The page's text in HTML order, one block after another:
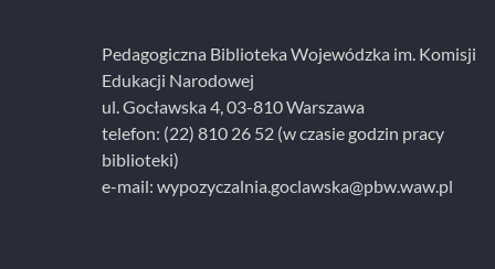
Pedagogiczna Biblioteka Wojewódzka im. Komisji
Edukacji Narodowej
ul. Gocławska 4, 03-810 Warszawa
telefon: (22) 810 26 52 (w czasie godzin pracy
biblioteki)
e-mail: wypozyczalnia.goclawska@pbw.waw.pl